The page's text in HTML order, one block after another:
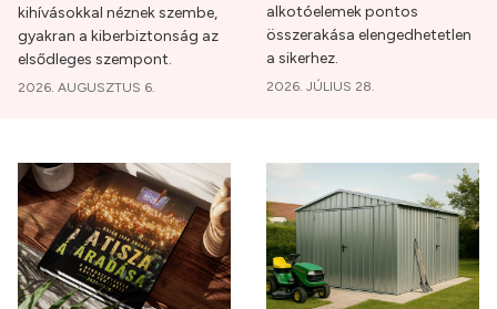
kihívásokkal néznek szembe,
gyakran a kiberbiztonság az
elsődleges szempont.
2026. AUGUSZTUS 6.
alkotóelemek pontos
összerakása elengedhetetlen
a sikerhez.
2026. JÚLIUS 28.